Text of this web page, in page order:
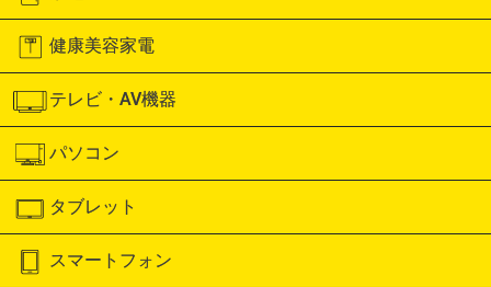
健康美容家電
テレビ・AV機器
パソコン
タブレット
スマートフォン